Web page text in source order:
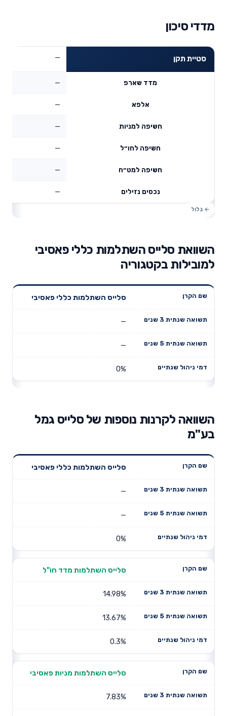
מדדי סיכון
סטיית תקן —
מדד שארפ —
אלפא —
חשיפה למניות —
חשיפה לחו״ל —
חשיפה למט״ח —
נכסים נזילים —
השוואת סלייס השתלמות כללי פאסיבי
למובילות בקטגוריה
שנים
תשואה
דמי ניהול
סלייס השתלמות כללי פאסיבי
—
—
0%
השוואה לקרנות נוספות של סלייס גמל
בע"מ
שנים
תשואה
דמי ניהול
סלייס השתלמות כללי פאסיבי
—
—
0%
סלייס השתלמות מדד חו"ל
14.98%
13.67%
0.3%
סלייס השתלמות מניות פאסיבי
7.83%